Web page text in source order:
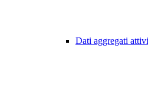
Dati aggregati